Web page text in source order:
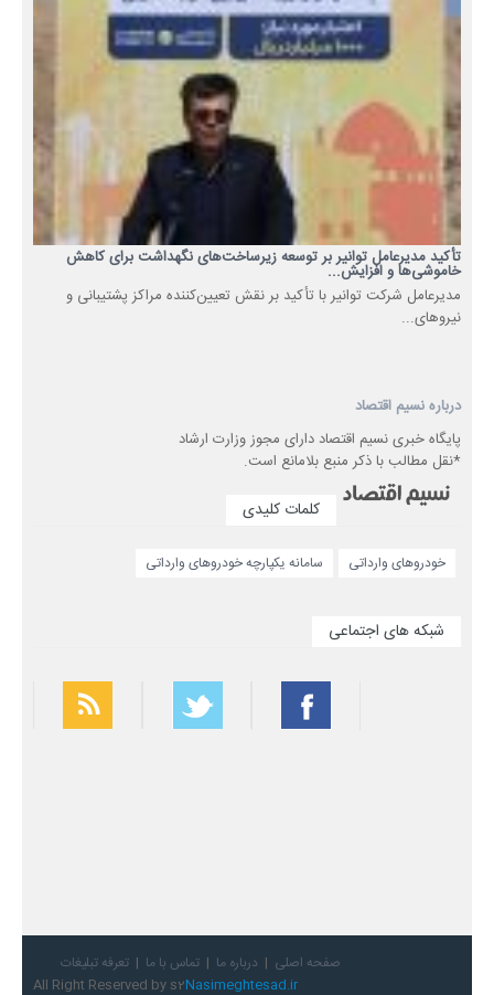
تأکید مدیرعامل توانیر بر توسعه زیرساخت‌های نگهداشت برای کاهش
خاموشی‌ها و افزایش...
مدیرعامل شرکت توانیر با تأکید بر نقش تعیین‌کننده مراکز پشتیبانی و
نیروهای...
درباره نسیم اقتصاد
پایگاه خبری نسیم اقتصاد دارای مجوز وزارت ارشاد
*نقل مطالب با ذکر منبع بلامانع است.
کلمات کلیدی
خودروهای وارداتی سامانه یکپارچه خودروهای وارداتی
شبکه های اجتماعی
تعرفه تبلیغات تماس با ما درباره ما
صفحه اصلی
All Right Reserved by s2Nasimeghtesad.ir